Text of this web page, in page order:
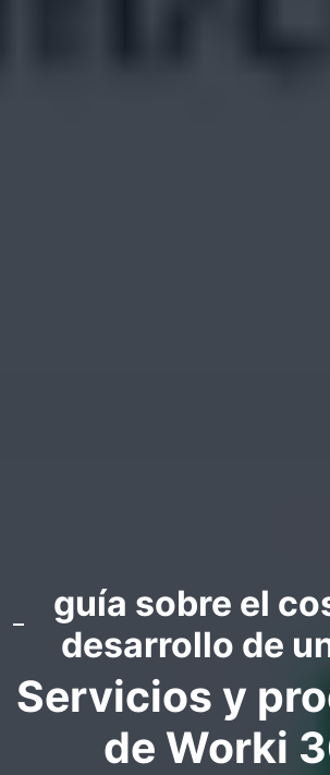
guía sobre el
desarrollo de
Servicios y
de Worki